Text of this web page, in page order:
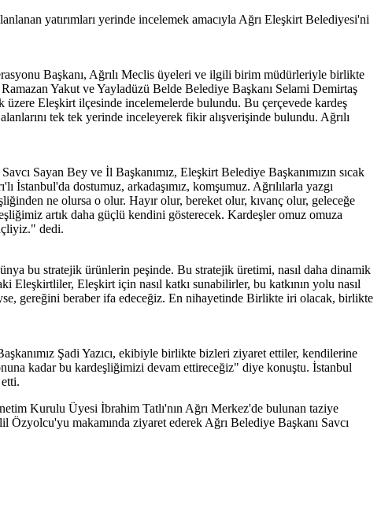
yatırımları yerinde incelemek amacıyla Ağrı Eleşkirt Belediyesi'ni
Başkanı, Ağrılı Meclis üyeleri ve ilgili birim müdürleriyle birlikte
Yakut ve Yayladüzü Belde Belediye Başkanı Selami Demirtaş
Eleşkirt ilçesinde incelemelerde bulundu. Bu çerçevede kardeş
tek tek yerinde inceleyerek fikir alışverişinde bulundu. Ağrılı
Sayan Bey ve İl Başkanımız, Eleşkirt Belediye Başkanımızın sıcak
dostumuz, arkadaşımız, komşumuz. Ağrılılarla yazgı
ne olursa o olur. Hayır olur, bereket olur, kıvanç olur, geleceğe
artık daha güçlü kendini gösterecek. Kardeşler omuz omuza
dedi.
bu stratejik ürünlerin peşinde. Bu stratejik üretimi, nasıl daha dinamik
Eleşkirtliler, Eleşkirt için nasıl katkı sunabilirler, bu katkının yolu nasıl
gereğini beraber ifa edeceğiz. En nihayetinde Birlikte iri olacak, birlikte
Şadi Yazıcı, ekibiyle birlikte bizleri ziyaret ettiler, kendilerine
kadar bu kardeşliğimizi devam ettireceğiz" diye konuştu. İstanbul
Kurulu Üyesi İbrahim Tatlı'nın Ağrı Merkez'de bulunan taziye
Özyolcu'yu makamında ziyaret ederek Ağrı Belediye Başkanı Savcı